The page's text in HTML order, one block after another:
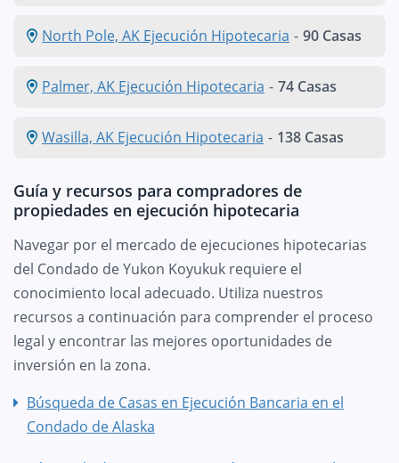
North Pole, AK Ejecución Hipotecaria - 90 Casas
Palmer, AK Ejecución Hipotecaria - 74 Casas
Wasilla, AK Ejecución Hipotecaria - 138 Casas
Guía y recursos para compradores de
propiedades en ejecución hipotecaria
Navegar por el mercado de ejecuciones hipotecarias
del Condado de Yukon Koyukuk requiere el
conocimiento local adecuado. Utiliza nuestros
recursos a continuación para comprender el proceso
legal y encontrar las mejores oportunidades de
inversión en la zona.
Búsqueda de Casas en Ejecución Bancaria en el
Condado de Alaska